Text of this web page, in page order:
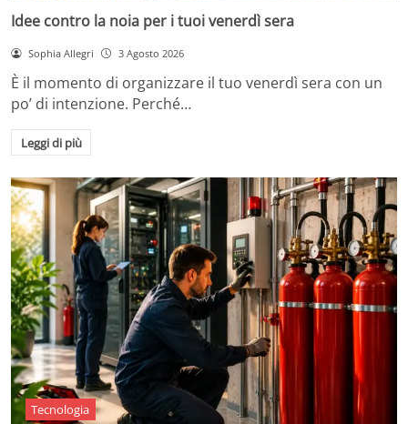
Idee contro la noia per i tuoi venerdì sera
Sophia Allegri 3 Agosto 2026
È il momento di organizzare il tuo venerdì sera con un
po’ di intenzione. Perché…
Leggi di più
Tecnologia